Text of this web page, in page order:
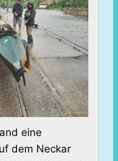
eine
dem Neckar